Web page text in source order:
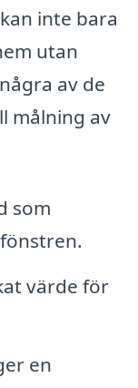
inte bara
utan
av de
målning av
som
värde för
en